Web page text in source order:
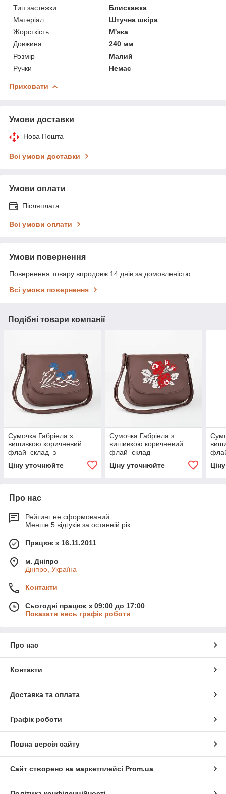
Тип застежки
Блискавка
Матеріал
Штучна шкіра
Жорсткість
М'яка
Довжина
240 мм
Розмір
Малий
Ручки
Немає
Приховати
Умови доставки
Нова Пошта
Всі умови доставки
Умови оплати
Післяплата
Всі умови оплати
Умови повернення
Повернення товару впродовж 14 днів за домовленістю
Всі умови повернення
Подібні товари компанії
Сумочка Габріела з
вишивкою коричневий
флай_склад_з
Ціну уточнюйте
Сумочка Габріела з
вишивкою коричневий
флай_склад
Ціну уточнюйте
Про нас
Рейтинг не сформований
Менше 5 відгуків за останній рік
Працює з 16.11.2011
м. Дніпро
Дніпро, Україна
Контакти
Сьогодні працює з 09:00 до 17:00
Показати весь графік роботи
Про нас
Контакти
Доставка та оплата
Графік роботи
Повна версія сайту
Сайт створено на маркетплейсі Prom.ua